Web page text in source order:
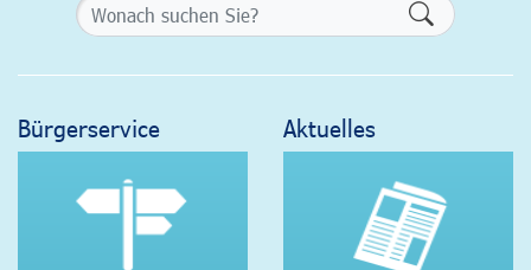
Bürgerservice Aktuelles